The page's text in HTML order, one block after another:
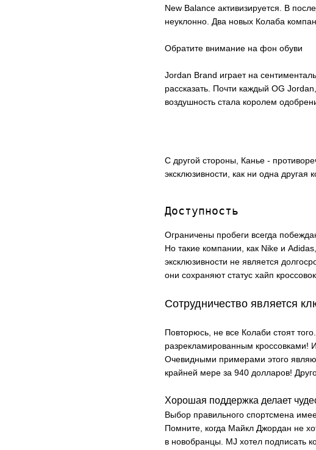
New Balance активизируется. В
неуклонно. Два новых Колаба
Обратите внимание на фон обуви
Jordan Brand играет на
рассказать. Почти каждый OG
воздушность стала королем
С другой стороны, Канье -
эксклюзивности, как ни одна
Доступность
Ограничены пробеги всегда
Но такие компании, как Nike и
эксклюзивности не является
они сохраняют статус хайп
Сотрудничество является
Повторюсь, не все Колаби стоят
разрекламированным кроссовками!
Очевидными примерами этого
крайней мере за 940 долларов!
Хорошая поддержка делает
Выбор правильного спортсмена
Помните, когда Майкл Джордан не
в новобранцы. MJ хотел подписать